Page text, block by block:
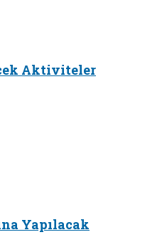
Aktiviteler
Yapılacak